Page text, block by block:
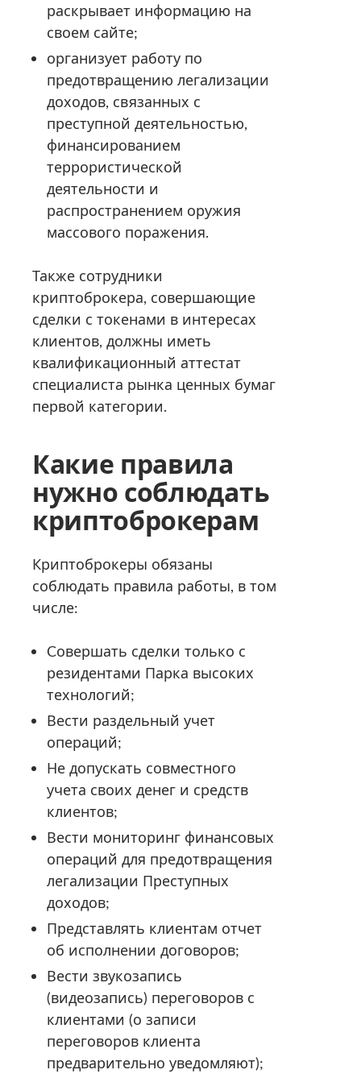
раскрывает информацию на
своем сайте;
организует работу по
предотвращению легализации
доходов, связанных с
преступной деятельностью,
финансированием
террористической
деятельности и
распространением оружия
массового поражения.
Также сотрудники
криптоброкера, совершающие
сделки с токенами в интересах
клиентов, должны иметь
квалификационный аттестат
специалиста рынка ценных бумаг
первой категории.
Какие правила
нужно соблюдать
криптоброкерам
Криптоброкеры обязаны
соблюдать правила работы, в том
числе:
Cовершать сделки только с
резидентами Парка высоких
технологий;
Вести раздельный учет
операций;
Не допускать совместного
учета своих денег и средств
клиентов;
Вести мониторинг финансовых
операций для предотвращения
легализации Преступных
доходов;
Представлять клиентам отчет
об исполнении договоров;
Вести звукозапись
(видеозапись) переговоров с
клиентами (о записи
переговоров клиента
предварительно уведомляют);